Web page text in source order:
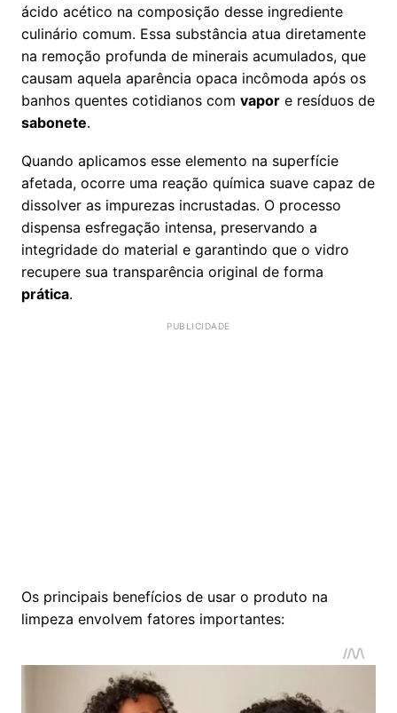
ácido acético na composição desse ingrediente
culinário comum. Essa substância atua diretamente
na remoção profunda de minerais acumulados, que
causam aquela aparência opaca incômoda após os
banhos quentes cotidianos com vapor e resíduos de
sabonete.
Quando aplicamos esse elemento na superfície
afetada, ocorre uma reação química suave capaz de
dissolver as impurezas incrustadas. O processo
dispensa esfregação intensa, preservando a
integridade do material e garantindo que o vidro
recupere sua transparência original de forma
prática.
Os principais benefícios de usar o produto na
limpeza envolvem fatores importantes: